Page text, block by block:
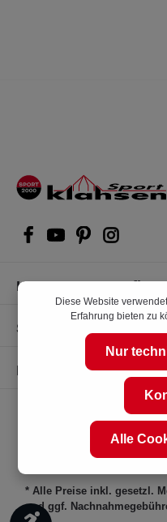
Kompetente
Shop Service
Informationen
* Alle Preise inkl. gesetzl.
und ggf.
Werkzeugleiste anzeigen
Diese Website
Erfahrung bieten zu
Nur
Alle